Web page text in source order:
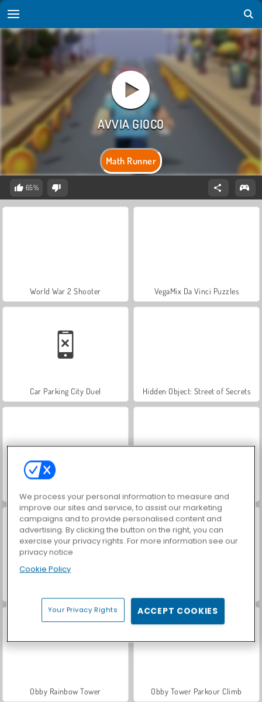
Math Runner
65%
World War 2 Shooter VegaMix Da Vinci Puzzles
Car Parking City Duel Hidden Object: Street of Secrets
Obby Rainbow Tower Obby Tower Parkour Climb
We process your personal information to measure and
improve our sites and service, to assist our marketing
campaigns and to provide personalised content and
advertising. By clicking the button on the right, you can
exercise your privacy rights. For more information see our
privacy notice
Cookie Policy
Your Privacy Rights ACCEPT COOKIES